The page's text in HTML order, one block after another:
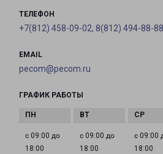
ТЕЛЕФОН
+7(812) 458-09-02, 8(812) 494-88-88
EMAIL
pecom@pecom.ru
ГРАФИК РАБОТЫ
с 09:00 до
18:00
с 09:00 до
18:00
с 09:00
18:00